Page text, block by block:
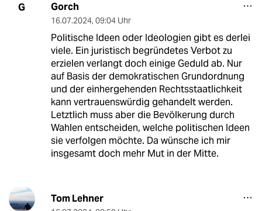
G Gorch
16.07.2024, 09:04 Uhr
Politische Ideen oder Ideologien gibt es derlei
viele. Ein juristisch begründetes Verbot zu
erzielen verlangt doch einige Geduld ab. Nur
auf Basis der demokratischen Grundordnung
und der einhergehenden Rechtsstaatlichkeit
kann vertrauenswürdig gehandelt werden.
Letztlich muss aber die Bevölkerung durch
Wahlen entscheiden, welche politischen Ideen
sie verfolgen möchte. Da wünsche ich mir
insgesamt doch mehr Mut in der Mitte.
Tom Lehner